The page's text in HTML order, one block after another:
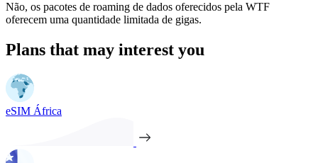
Não, os pacotes de roaming de dados oferecidos pela WTF
oferecem uma quantidade limitada de gigas.
Plans that may interest you
eSIM África